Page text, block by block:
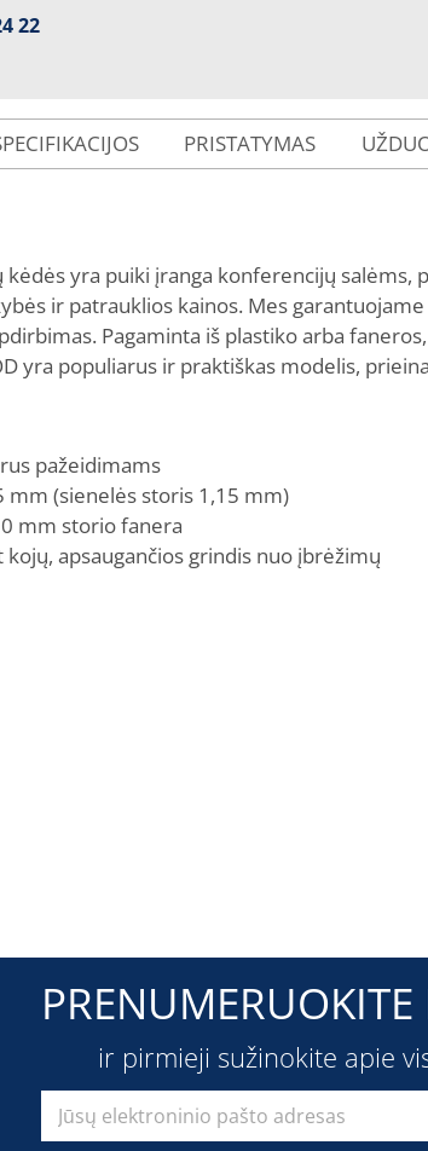
22
PRISTATYMAS
kėdės yra puiki įranga konferencijų salėms,
ir patrauklios kainos. Mes
Pagaminta iš plastiko arba
yra populiarus ir praktiškas modelis,
pažeidimams
mm (sienelės storis 1,15 mm)
mm storio fanera
kojų, apsaugančios grindis nuo įbrėžimų
ir pirmieji sužinokite apie